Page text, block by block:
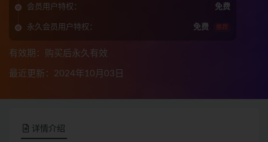
会员用户特权： 免费
永久会员用户特权： 免费 推荐
有效期：购买后永久有效
最近更新：2024年10月03日
详情介绍